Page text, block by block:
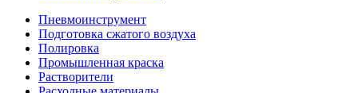
Пневмоинструмент
Подготовка сжатого воздуха
Полировка
Промышленная краска
Растворители